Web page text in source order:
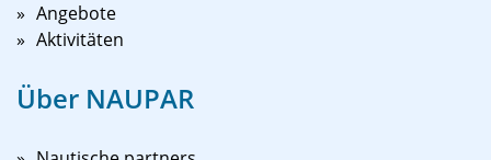
Angebote
Aktivitäten
Über NAUPAR